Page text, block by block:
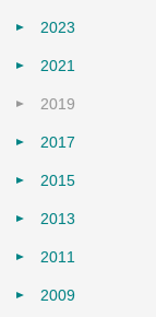
2023
2021
2019
2017
2015
2013
2011
2009